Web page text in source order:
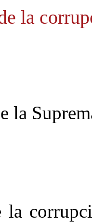
la
la
la